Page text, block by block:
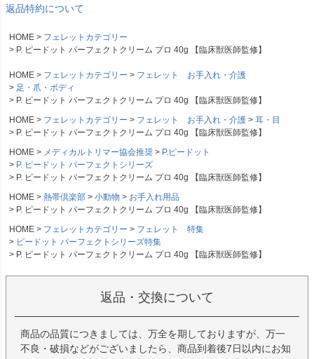
返品特約について
HOME
フェレットカテゴリー
P. ピードット パーフェクトクリーム プロ 40g 【臨床獣医師監修】
HOME フェレットカテゴリー
フェレット お手入れ・介護
足・爪・ボディ
P. ピードット パーフェクトクリーム プロ 40g 【臨床獣医師監修】
HOME
フェレットカテゴリー フェレット お手入れ・介護
耳・目
P. ピードット パーフェクトクリーム プロ 40g 【臨床獣医師監修】
HOME
メディカルトリマー協会推奨
P.ピードット
P. ピードット パーフェクトシリーズ
P. ピードット パーフェクトクリーム プロ 40g 【臨床獣医師監修】
HOME
熱帯倶楽部 小動物
お手入れ用品
P. ピードット パーフェクトクリーム プロ 40g 【臨床獣医師監修】
HOME
フェレットカテゴリー
フェレット 特集
ピードット パーフェクトシリーズ特集
P. ピードット パーフェクトクリーム プロ 40g 【臨床獣医師監修】
返品・交換について
商品の品質につきましては、万全を期しておりますが、万一
不良・破損などがございましたら、商品到着後7日以内にお知